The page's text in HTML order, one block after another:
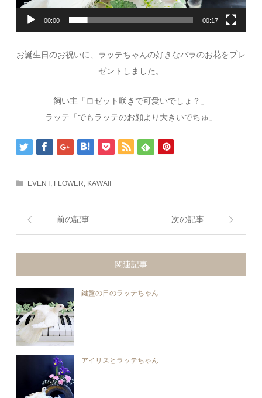
00:00 00:17
お誕生日のお祝いに、ラッテちゃんの好きなバラのお花をプレ
ゼントしました。
飼い主「ロゼット咲きで可愛いでしょ？」
ラッテ「でもラッテのお顔より大きいでちゅ」
EVENT, FLOWER, KAWAII
前の記事 次の記事
関連記事
鍵盤の日のラッテちゃん
アイリスとラッテちゃん